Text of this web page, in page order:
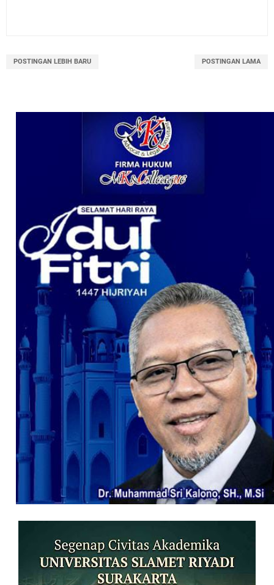
POSTINGAN LEBIH BARU POSTINGAN LAMA